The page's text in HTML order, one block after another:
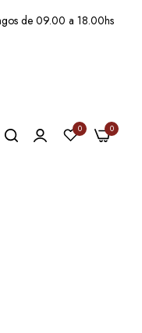
de 09.00 a 18.00hs
0 0